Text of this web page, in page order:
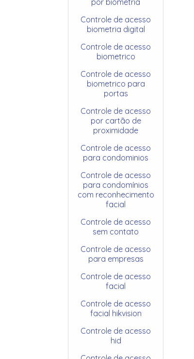
Controle de acesso
biometria digital
Controle de acesso
biometrico
Controle de acesso
biometrico para
portas
Controle de acesso
por cartão de
proximidade
Controle de acesso
para condominios
Controle de acesso
para condomínios
com reconhecimento
facial
Controle de acesso
sem contato
Controle de acesso
para empresas
Controle de acesso
facial
Controle de acesso
facial hikvision
Controle de acesso
hid